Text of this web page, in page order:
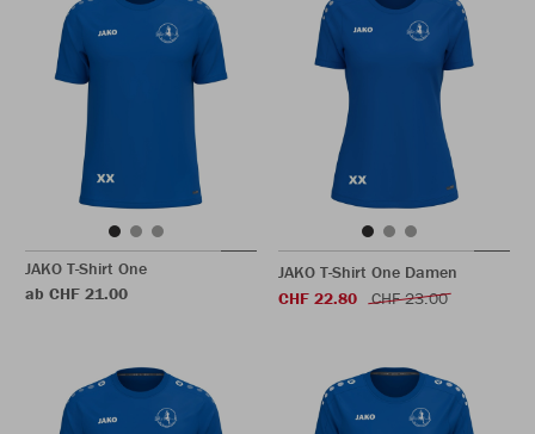
JAKO T-Shirt One
ab CHF 21.00
JAKO T-Shirt One Damen
CHF 22.80
CHF 23.00